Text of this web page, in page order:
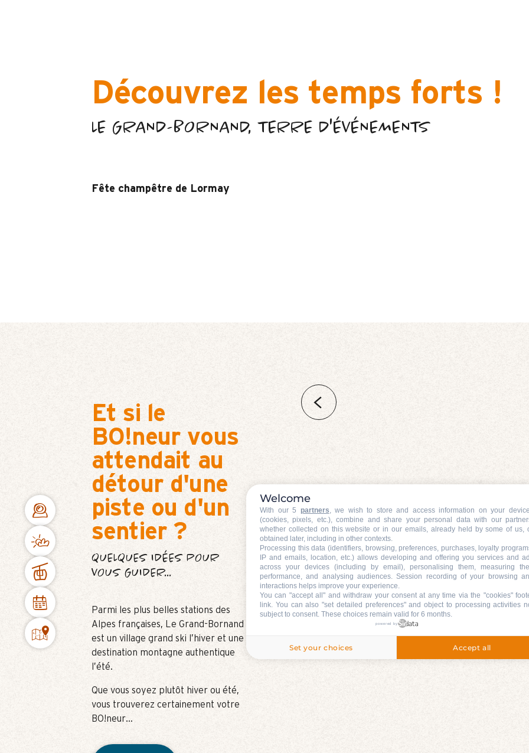
Découvrez les temps forts !
LE GRAND-BORNAND, TERRE D'ÉVÉNEMENTS
Fête champêtre de Lormay
Et si le
BO!neur vous
attendait au
détour d'une
piste ou d'un
sentier ?
QUELQUES IDÉES POUR
VOUS GUIDER...
Parmi les plus belles stations des
Alpes françaises, Le Grand-Bornand
est un village grand ski l’hiver et une
destination montagne authentique
l’été.
Que vous soyez plutôt hiver ou été,
vous trouverez certainement votre
BO!neur…
Welcome
With our 5 partners, we wish to store and access information on your
(cookies, pixels, etc.), combine and share your personal data with our
whether collected on this website or in our emails, already held by some of us,
obtained later, including in other contexts.
Processing this data (identifiers, browsing, preferences, purchases, loyalty
IP and emails, location, etc.) allows developing and offering you services and
across your devices (including by email), personalising them, measuring
performance, and analysing audiences. Session recording of your browsing
interactions helps improve your experience.
You can "accept all" and withdraw your consent at any time via the "cookies"
link. You can also "set detailed preferences" and object to processing activities
subject to consent. These choices remain valid for 6 months.
powered by
Set your choices Accept all